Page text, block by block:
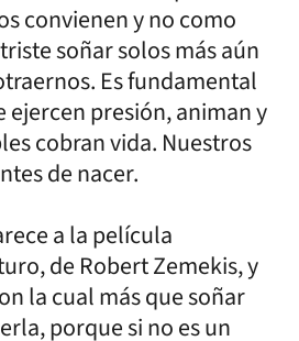
convienen y no como
soñar solos más aún
Es fundamental
presión, animan y
cobran vida. Nuestros
de nacer.
a la película
de Robert Zemekis, y
la cual más que soñar
porque si no es un